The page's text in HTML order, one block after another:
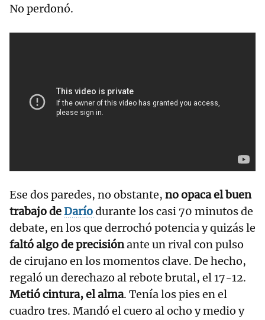
No perdonó.
Ese dos paredes, no obstante, no opaca el buen
trabajo deDaríodurante los casi 70 minutos de
debate, en los que derrochó potencia y quizás le
faltó algo de precisiónante un rival con pulso
de cirujano en los momentos clave. De hecho,
regaló un derechazo al rebote brutal, el 17-12.
Metió cintura, el alma. Tenía los pies en el
cuadro tres. Mandó el cuero al ocho y medio y